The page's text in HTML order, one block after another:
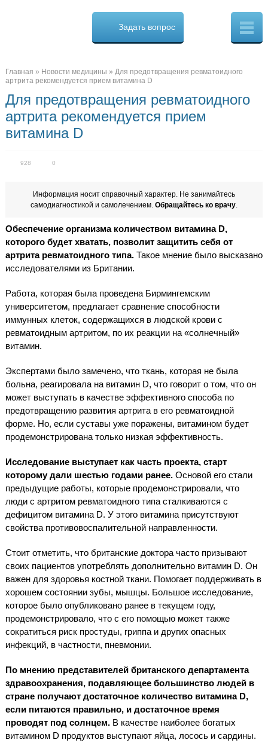
Cure.ru
в
Задать вопрос
Главная » Новости медицины » Для предотвращения ревматоидного
артрита рекомендуется прием витамина D
Для предотвращения ревматоидного
артрита рекомендуется прием
витамина D
928 0
Информация носит справочный характер. Не занимайтесь
самодиагностикой и самолечением. Обращайтесь ко врачу.
Обеспечение организма количеством витамина D,
которого будет хватать, позволит защитить себя от
артрита ревматоидного типа. Такое мнение было высказано
исследователями из Британии.
Работа, которая была проведена Бирмингемским
университетом, предлагает сравнение способности
иммунных клеток, содержащихся в людской крови с
ревматоидным артритом, по их реакции на «солнечный»
витамин.
Экспертами было замечено, что ткань, которая не была
больна, реагировала на витамин D, что говорит о том, что он
может выступать в качестве эффективного способа по
предотвращению развития артрита в его ревматоидной
форме. Но, если суставы уже поражены, витамином будет
продемонстрирована только низкая эффективность.
Исследование выступает как часть проекта, старт
которому дали шестью годами ранее.Основой его стали
предыдущие работы, которые продемонстрировали, что
люди с артритом ревматоидного типа сталкиваются с
дефицитом витамина D. У этого витамина присутствуют
свойства противовоспалительной направленности.
Стоит отметить, что британские доктора часто призывают
своих пациентов употреблять дополнительно витамин D. Он
важен для здоровья костной ткани. Помогает поддерживать в
хорошем состоянии зубы, мышцы. Большое исследование,
которое было опубликовано ранее в текущем году,
продемонстрировало, что с его помощью может также
сократиться риск простуды, гриппа и других опасных
инфекций, в частности, пневмонии.
По мнению представителей британского департамента
здравоохранения, подавляющее большинство людей в
стране получают достаточное количество витамина D,
если питаются правильно, и достаточное время
проводят под солнцем. В качестве наиболее богатых
витамином D продуктов выступают яйца, лосось и сардины.